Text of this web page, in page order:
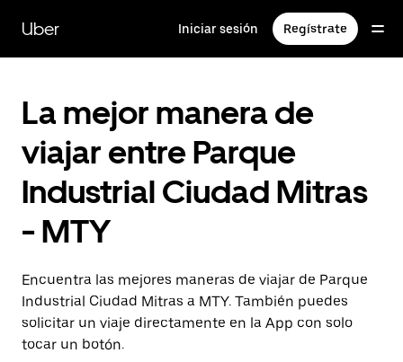
contenido
principal
Uber Iniciar sesión Regístrate
La mejor manera de
viajar entre Parque
Industrial Ciudad Mitras
- MTY
Encuentra las mejores maneras de viajar de Parque
Industrial Ciudad Mitras a MTY. También puedes
solicitar un viaje directamente en la App con solo
tocar un botón.